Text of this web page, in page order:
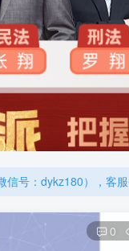
号：dykz180），客
学习！
0